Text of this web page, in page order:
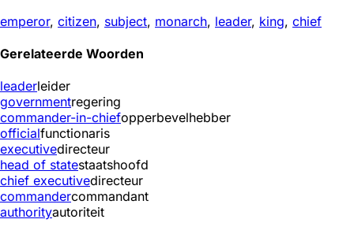
emperor, citizen, subject, monarch, leader, king, chief
Gerelateerde Woorden
leaderleider
governmentregering
commander-in-chiefopperbevelhebber
officialfunctionaris
executivedirecteur
head of statestaatshoofd
chief executivedirecteur
commandercommandant
authorityautoriteit